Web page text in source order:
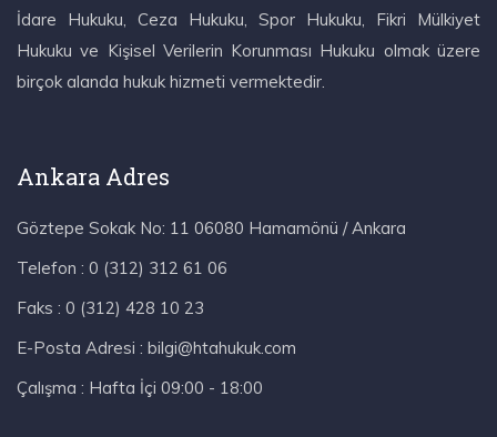
İdare Hukuku, Ceza Hukuku, Spor Hukuku, Fikri Mülkiyet
Hukuku ve Kişisel Verilerin Korunması Hukuku olmak üzere
birçok alanda hukuk hizmeti vermektedir.
Ankara Adres
Göztepe Sokak No: 11 06080 Hamamönü / Ankara
Telefon : 0 (312) 312 61 06
Faks : 0 (312) 428 10 23
E-Posta Adresi : bilgi@htahukuk.com
Çalışma : Hafta İçi 09:00 - 18:00